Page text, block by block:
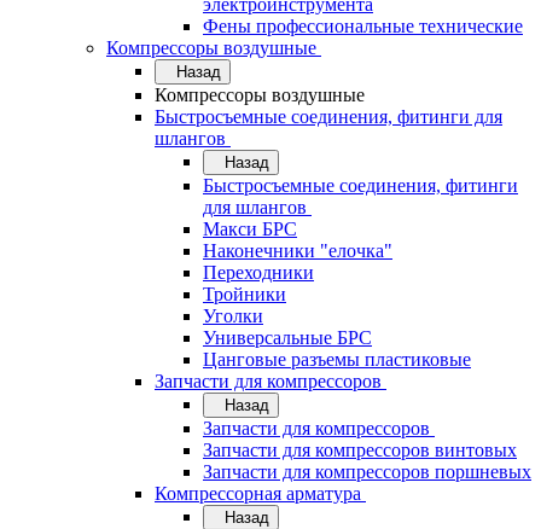
электроинструмента
Фены профессиональные технические
Компрессоры воздушные
Назад
Компрессоры воздушные
Быстросъемные соединения, фитинги для
шлангов
Назад
Быстросъемные соединения, фитинги
для шлангов
Макси БРС
Наконечники "елочка"
Переходники
Тройники
Уголки
Универсальные БРС
Цанговые разъемы пластиковые
Запчасти для компрессоров
Назад
Запчасти для компрессоров
Запчасти для компрессоров винтовых
Запчасти для компрессоров поршневых
Компрессорная арматура
Назад